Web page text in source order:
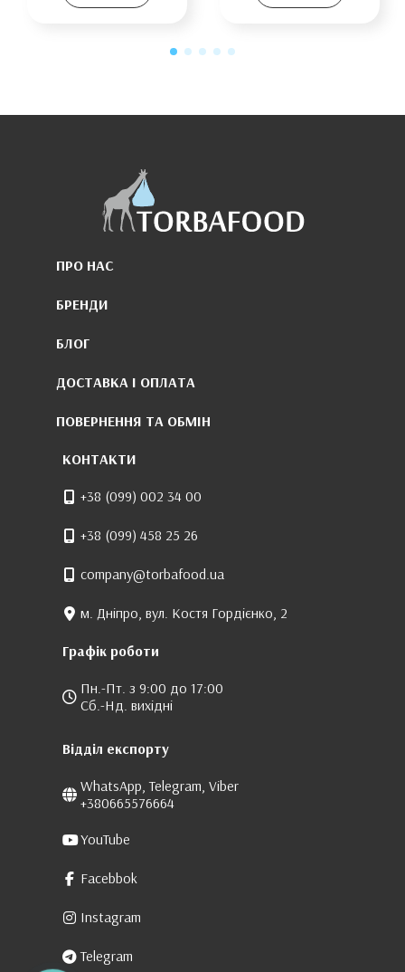
ПРО НАС
БРЕНДИ
БЛОГ
ДОСТАВКА І ОПЛАТА
ПОВЕРНЕННЯ ТА ОБМІН
КОНТАКТИ
+38 (099) 002 34 00
+38 (099) 458 25 26
company@torbafood.ua
м. Дніпро, вул. Костя Гордієнко, 2
Графік роботи
Пн.-Пт. з 9:00 до 17:00
Сб.-Нд. вихідні
Відділ експорту
WhatsApp, Telegram, Viber
+380665576664
YouTube
Facebbok
Instagram
Telegram